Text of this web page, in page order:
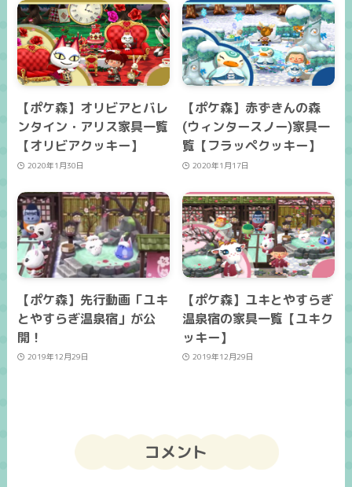
【ポケ森】オリビアとバレ
ンタイン・アリス家具一覧
【オリビアクッキー】
2020年1月30日
【ポケ森】赤ずきんの森
(ウィンタースノー)家具一
覧【フラッペクッキー】
2020年1月17日
【ポケ森】先行動画「ユキ
とやすらぎ温泉宿」が公
開！
2019年12月29日
【ポケ森】ユキとやすらぎ
温泉宿の家具一覧【ユキク
ッキー】
2019年12月29日
コメント